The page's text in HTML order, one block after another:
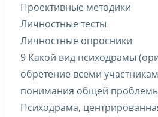
Проективные методики
Личностные тесты
Личностные опросники
9 Какой вид психодрамы
обретение всеми
понимания общей
Психодрама,